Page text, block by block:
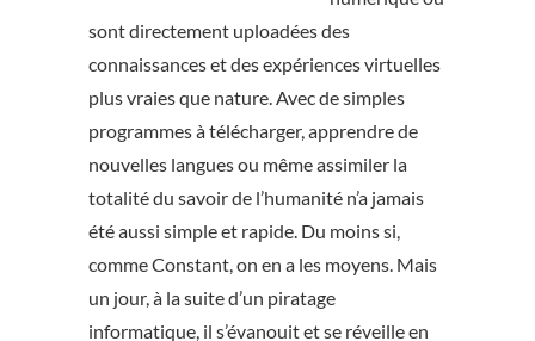
sont directement uploadées des
connaissances et des expériences virtuelles
plus vraies que nature. Avec de simples
programmes à télécharger, apprendre de
nouvelles langues ou même assimiler la
totalité du savoir de l’humanité n’a jamais
été aussi simple et rapide. Du moins si,
comme Constant, on en a les moyens. Mais
un jour, à la suite d’un piratage
informatique, il s’évanouit et se réveille en